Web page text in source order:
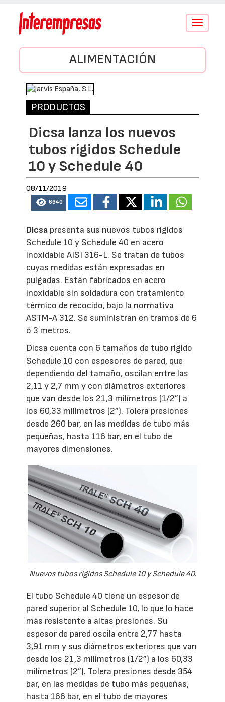
Conmutar
ALIMENTACIÓN
PRODUCTOS
Dicsa lanza los nuevos
tubos rígidos Schedule
10 y Schedule 40
08/11/2019
6640
Dicsa presenta sus nuevos tubos rígidos
Schedule 10 y Schedule 40 en acero
inoxidable AISI 316-L. Se tratan de tubos
cuyas medidas están expresadas en
pulgadas. Están fabricados en acero
inoxidable sin soldadura con tratamiento
térmico de recocido, bajo la normativa
ASTM-A 312. Se suministran en tramos de 6
ó 3 metros.
Dicsa cuenta con 6 tamaños de tubo rígido
Schedule 10 con espesores de pared, que
dependiendo del tamaño, oscilan entre las
2,11 y 2,7 mm y con diámetros exteriores
que van desde los 21,3 milímetros (1/2”) a
los 60,33 milímetros (2”). Tolera presiones
desde 260 bar, en las medidas de tubo más
pequeñas, hasta 116 bar, en el tubo de
mayores dimensiones.
Nuevos tubos rígidos Schedule 10 y Schedule 40.
El tubo Schedule 40 tiene un espesor de
pared superior al Schedule 10, lo que lo hace
más resistente a altas presiones. Su
espesor de pared oscila entre 2,77 hasta
3,91 mm y sus diámetros exteriores que van
desde los 21,3 milímetros (1/2”) a los 60,33
milímetros (2”). Tolera presiones desde 354
bar, en las medidas de tubo más pequeñas,
hasta 166 bar, en el tubo de mayores